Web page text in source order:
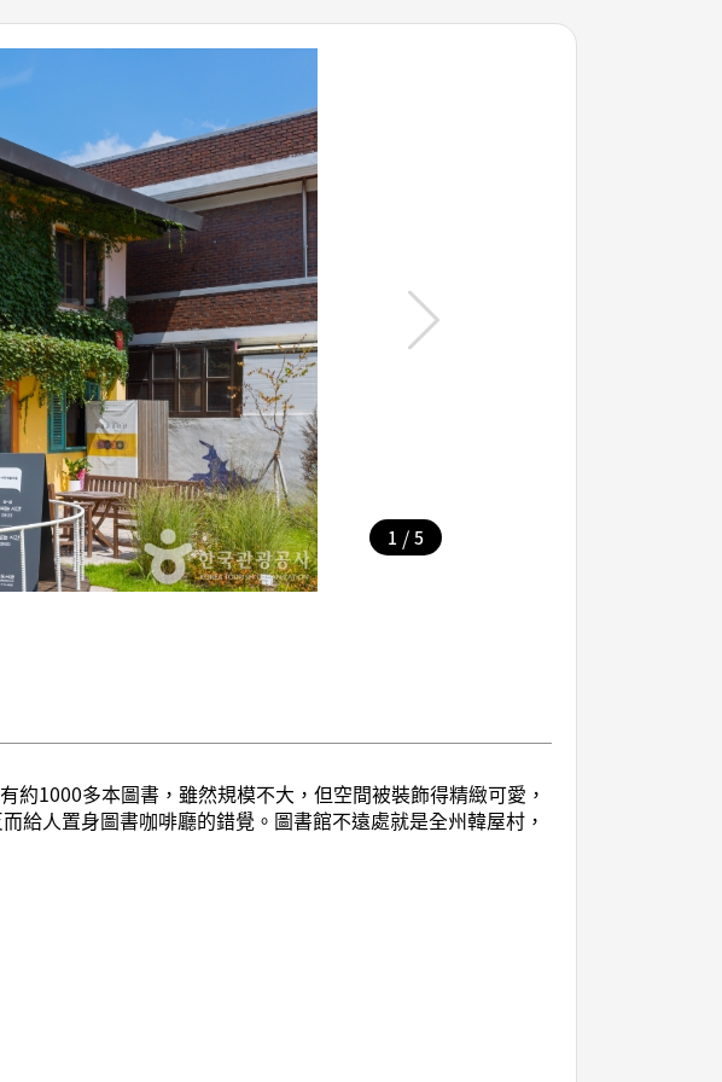
1 / 5
1000多本圖書，雖然規模不大，但空間被裝飾得精緻可愛，
給人置身圖書咖啡廳的錯覺。圖書館不遠處就是全州韓屋村，